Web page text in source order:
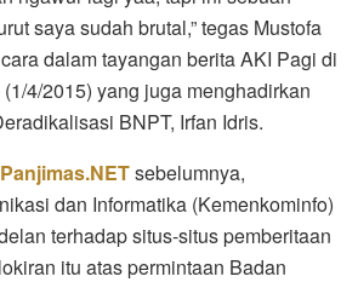
saya sudah brutal,” tegas Mustofa
dalam tayangan berita AKI Pagi di
4/2015) yang juga menghadirkan
BNPT, Irfan Idris.
Panjimas.NETsebelumnya,
dan Informatika (Kemenkominfo)
terhadap situs-situs pemberitaan
itu atas permintaan Badan